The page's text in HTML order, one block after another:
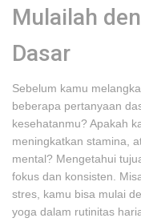
Mulailah
Dasar
Sebelum kamu
beberapa pertanyaan
kesehatanmu? Apakah
meningkatkan stamina,
mental? Mengetahui
fokus dan konsisten.
stres, kamu bisa mulai
yoga dalam rutinitas